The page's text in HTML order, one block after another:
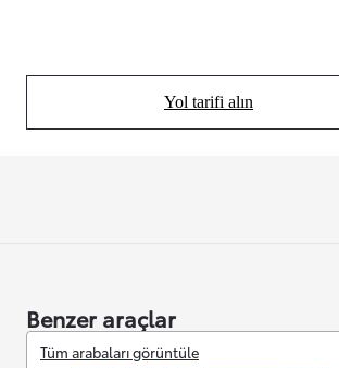
Yol tarifi alın
(Opens in new tab)
Benzer araçlar
Tüm arabaları görüntüle